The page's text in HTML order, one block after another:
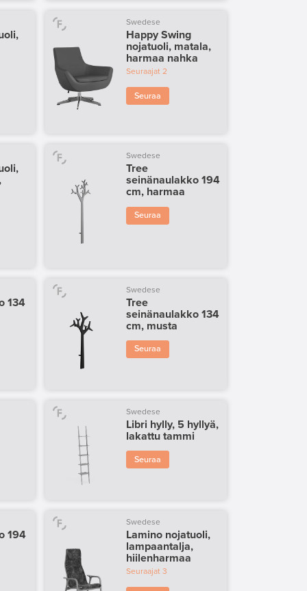
Swedese
Happy Swing
nojatuoli, matala,
harmaa nahka
Seuraajat 2
Seuraa
Swedese
Tree
seinänaulakko 194
cm, harmaa
Seuraa
134
Swedese
Tree
seinänaulakko 134
cm, musta
Seuraa
Swedese
Libri hylly, 5 hyllyä,
lakattu tammi
Seuraa
194
Swedese
Lamino nojatuoli,
lampaantalja,
hiilenharmaa
Seuraajat 3